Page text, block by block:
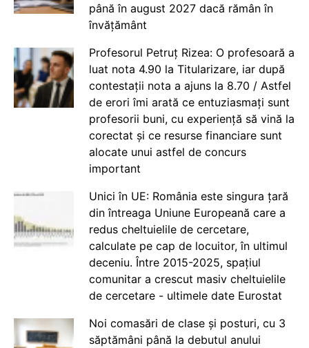
până în august 2027 dacă rămân în
învățământ
Profesorul Petruț Rizea: O profesoară a
luat nota 4.90 la Titularizare, iar după
contestații nota a ajuns la 8.70 / Astfel
de erori îmi arată ce entuziasmați sunt
profesorii buni, cu experiență să vină la
corectat și ce resurse financiare sunt
alocate unui astfel de concurs
important
Unici în UE: România este singura țară
din întreaga Uniune Europeană care a
redus cheltuielile de cercetare,
calculate pe cap de locuitor, în ultimul
deceniu. Între 2015-2025, spațiul
comunitar a crescut masiv cheltuielile
de cercetare - ultimele date Eurostat
Noi comasări de clase și posturi, cu 3
săptămâni până la debutul anului